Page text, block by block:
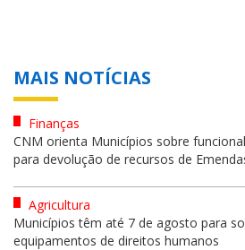
MAIS NOTÍCIAS
Finanças
CNM orienta Municípios sobre
para devolução de recursos de
Agricultura
Municípios têm até 7 de agosto para
equipamentos de direitos humanos